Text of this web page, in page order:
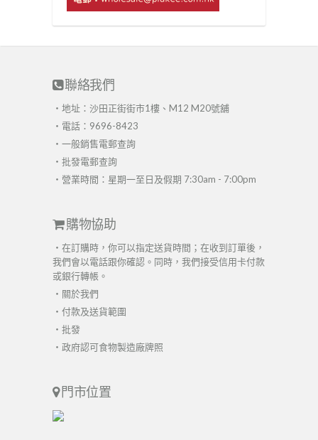
聯絡我們
・地址：沙田正街街市1樓、M12 M20號舖
・電話：9696-8423
・ 一般銷售電郵查詢
・ 批發電郵查詢
・營業時間：星期一至日及假期 7:30am - 7:00pm
購物協助
・在訂購時，你可以指定送貨時間；在收到訂單後，
我們會以電話跟你確認。同時，我們接受信用卡付款
或銀行轉帳。
・ 關於我們
・ 付款及送貨範圍
・ 批發
・ 政府認可食物製造廠牌照
門市位置